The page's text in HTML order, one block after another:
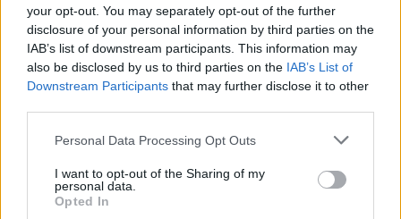
your opt-out. You may separately opt-out of the further
disclosure of your personal information by third parties on the
IAB’s list of downstream participants. This information may
also be disclosed by us to third parties on the IAB’s List of
Downstream Participants that may further disclose it to other
Please note that this website/app uses one or more Google
not limited to your visit or usage behaviour. You may click to
grant or deny consent to Google and its third-party tags to
use your data for below specified purposes in below Google
Personal Data Processing Opt Outs
I want to opt-out of the Sharing of my
personal data.
Opted In
Épített öröksége megújításával is készül
Mohács a csata ötszázadik
évfordulójára
A tengerfenék alatt négy óriáskábellel
kötik össze Spanyolország és
Franciaország villamosenergia-